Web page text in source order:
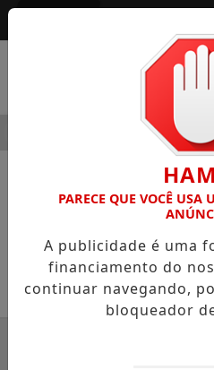
HOSPITAL
Bairro da Vila
em 17 de janeiro
PARECE QUE VOCÊ
A publicidade é uma
financiamento do
continuar navegando,
bloqueador